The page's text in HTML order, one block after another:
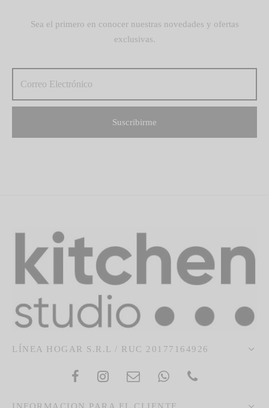
Sea el primero en conocer nuestras novedades y ofertas
exclusivas.
LÍNEA HOGAR S.R.L / RUC 20177164926